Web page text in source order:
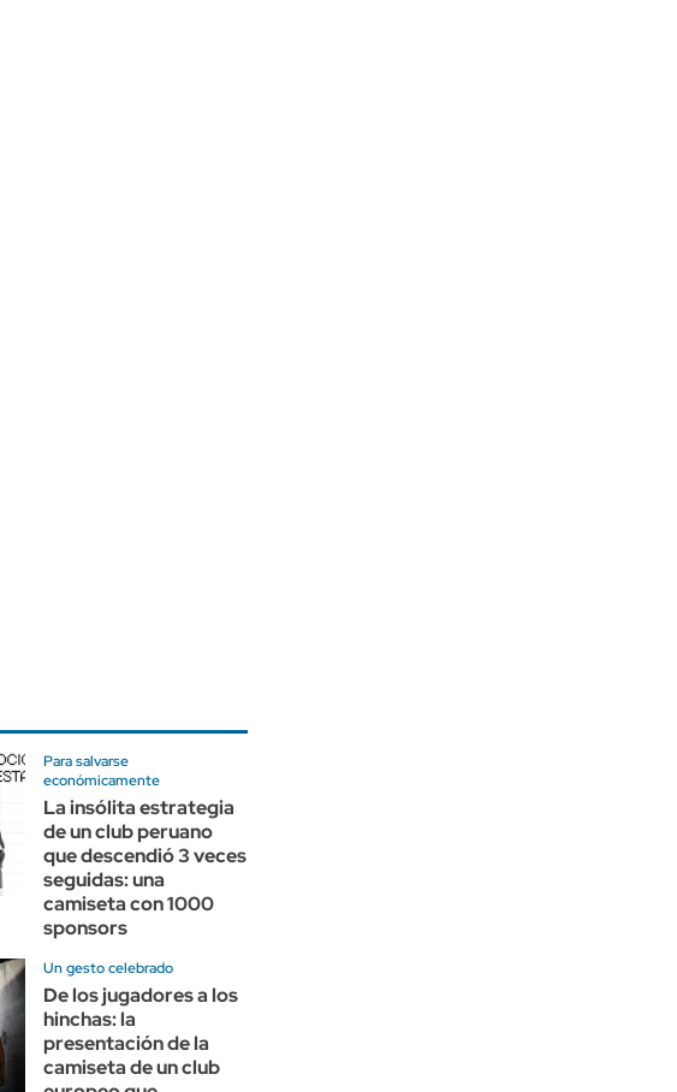
Para salvarse
económicamente
La insólita estrategia
de un club peruano
que descendió 3 veces
seguidas: una
camiseta con 1000
sponsors
Un gesto celebrado
De los jugadores a los
hinchas: la
presentación de la
camiseta de un club